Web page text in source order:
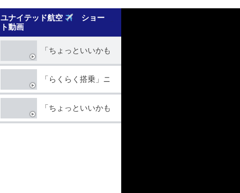
ユナイテッド航空
ショー
ト動画
「ちょっといいかも」機内使える！この機能
「らくらく搭乗」ニューアーク空港編
「ちょっといいかも」プレミアムエコノミー編